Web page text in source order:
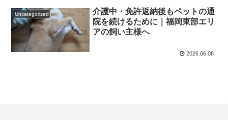
Uncategorized
介護中・免許返納後もペットの通
院を続けるために｜福岡東部エリ
アの飼い主様へ
2026.06.08